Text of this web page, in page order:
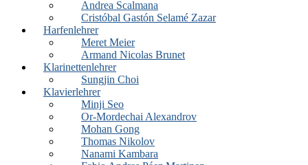
Andrea Scalmana
Cristóbal Gastón Selamé Zazar
Harfenlehrer
Meret Meier
Armand Nicolas Brunet
Klarinettenlehrer
Sungjin Choi
Klavierlehrer
Minji Seo
Or-Mordechai Alexandrov
Mohan Gong
Thomas Nikolov
Nanami Kambara